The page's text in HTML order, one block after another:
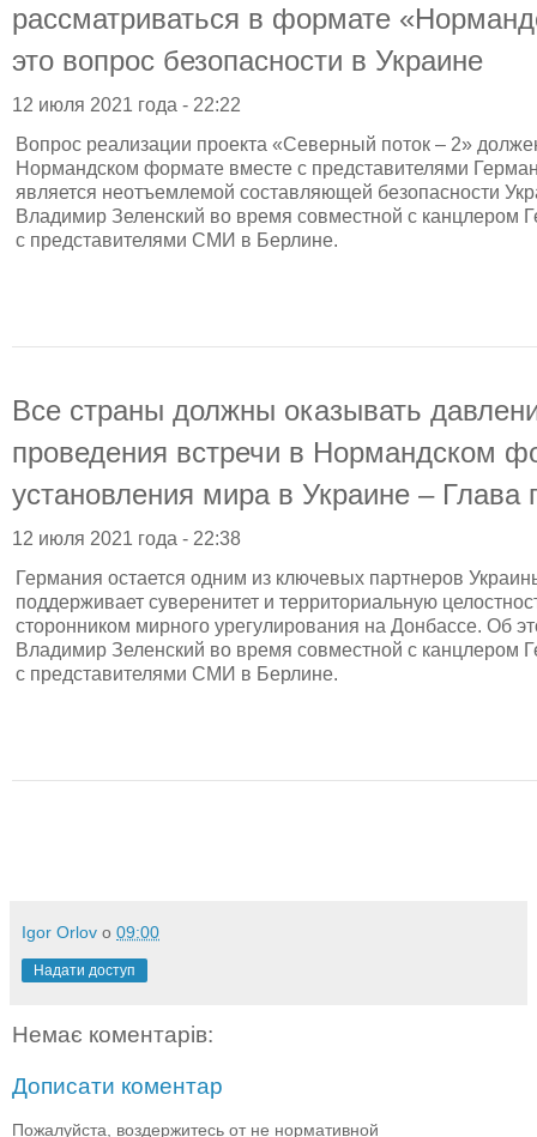
рассматриваться в формате
это вопрос безопасности в Украине
12 июля 2021 года - 22:22
Вопрос реализации проекта «Северный поток – 2»
Нормандском формате вместе с представителями
является неотъемлемой составляющей безопасности
Владимир Зеленский во время совместной с канцлером
с представителями СМИ в Берлине.
Все страны должны оказывать
проведения встречи в Нормандском
установления мира в Украине – Глава
12 июля 2021 года - 22:38
Германия остается одним из ключевых партнеров
поддерживает суверенитет и территориальную
сторонником мирного урегулирования на Донбассе. Об
Владимир Зеленский во время совместной с канцлером
с представителями СМИ в Берлине.
Igor Orlov о 09:00
Надати доступ
Немає коментарів:
Дописати коментар
Пожалуйста, воздержитесь от не нормативной